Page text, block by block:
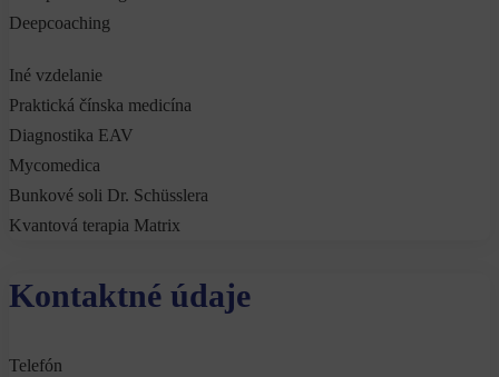
Deepcoaching
Iné vzdelanie
Praktická čínska medicína
Diagnostika EAV
Mycomedica
Bunkové soli Dr. Schüsslera
Kvantová terapia Matrix
Kontaktné údaje
Telefón